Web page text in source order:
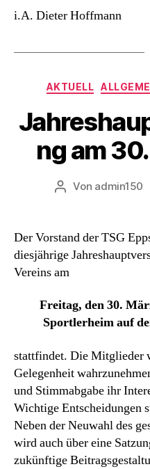
i.A. Dieter Hoffmann
AKTUELL
ng am
Beitragsautor
Von admin150
Der Vorstand der TSG
diesjährige
Vereins am
Freitag, den 30.
Sportlerheim auf
stattfindet. Die Mitglieder
Gelegenheit
und Stimmabgabe ihr
Wichtige Entscheidungen
Neben der Neuwahl des
wird auch über eine
zukünftige